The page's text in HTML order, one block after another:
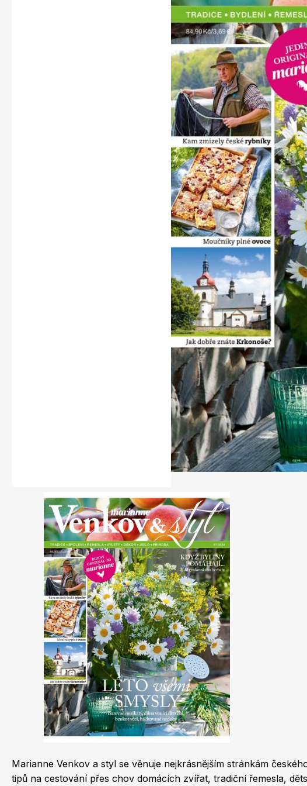
Apetit
Svět ženy
Naše krásná zahrada
Chip
Dětské časopisy
Burda Best of
Burda Kids
Marianne Venkov a styl se věnuje nejkrásnějším stránkám
tipů na cestování přes chov domácích zvířat, tradiční řemesla,